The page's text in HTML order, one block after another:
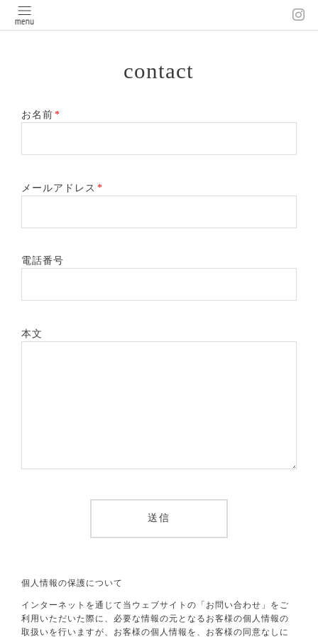
contact
お名前 *
メールアドレス *
電話番号
本文
個人情報の保護について
インターネットを通じて当ウェブサイトの「お問い合わせ」をご
利用いただいた際に、必要な情報の元となるお客様の個人情報の
取扱いを行いますが、お客様の個人情報を、お客様の同意なしに